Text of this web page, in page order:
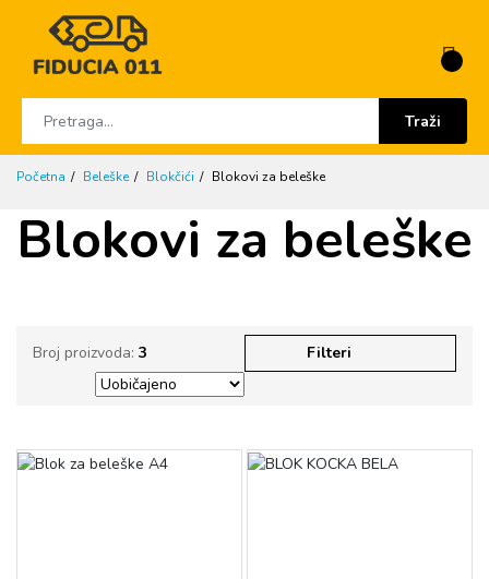
Traži
Početna Beleške Blokčići Blokovi za beleške
Blokovi za beleške
Broj proizvoda: 3 Filteri